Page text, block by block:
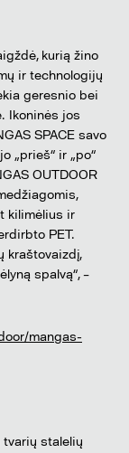
kurią žino
ir technologijų
geresnio bei
Ikoninės jos
SPACE savo
„prieš“ ir „po“
OUTDOOR
kilimėlius ir
PET.
kraštovaizdį,
spalvą“, –
mangas-
stalelių